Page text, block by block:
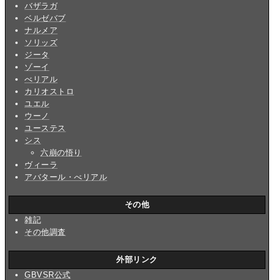
バザラガ
ベルゼバブ
ナルメア
ソリッズ
ジータ
ゾーイ
べリアル
カリオストロ
ユエル
ウーノ
ユーステス
シス
六崩の悟り
ヴィーラ
アバタール・べリアル
その他
雑記
その他調査
外部リンク
GBVSR公式